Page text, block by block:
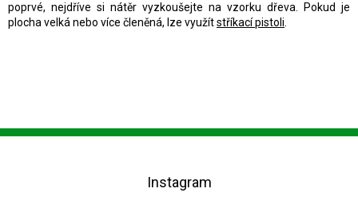
poprvé, nejdříve si nátěr vyzkoušejte na vzorku dřeva. Pokud je
plocha velká nebo více členěná, lze využítstříkací pistoli.
Z
Instagram